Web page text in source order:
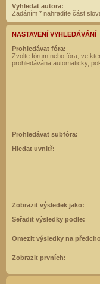
Vyhledat autora:
Zadáním * nahradíte část
NASTAVENÍ VYHLEDÁVÁNÍ
Prohledávat fóra:
Zvolte fórum nebo fóra, ve
prohledávána automaticky,
Prohledávat subfóra:
Hledat uvnitř:
Zobrazit výsledek jako:
Seřadit výsledky podle:
Omezit výsledky na
Zobrazit prvních: